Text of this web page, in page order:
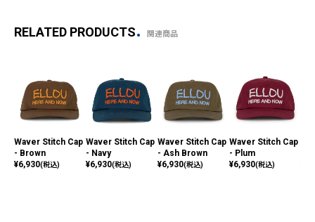
RELATED PRODUCTS 関連商品
Waver Stitch Cap
- Brown
¥6,930(税込)
Waver Stitch Cap
- Navy
¥6,930(税込)
Waver Stitch Cap
- Ash Brown
¥6,930(税込)
Waver Stitch Cap
- Plum
¥6,930(税込)